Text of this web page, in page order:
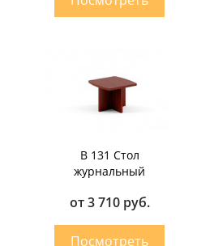
B 131 Стол
журнальный
от 3 710 руб.